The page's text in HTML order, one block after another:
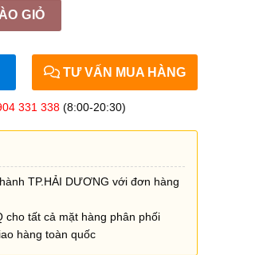
90*120cm màu xanh quantity
GIỎ
TƯ VẤN MUA HÀNG
331 338 (8:00-20:30)
TP.HẢI DƯƠNG với đơn hàng
cho tất cả mặt hàng phân phối
hàng toàn quốc